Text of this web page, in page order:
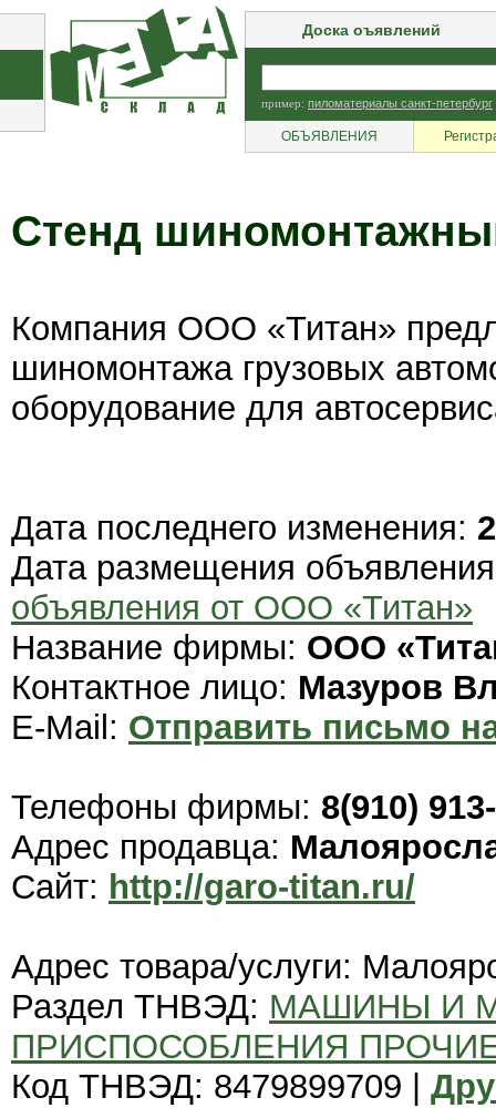
Доска оъявлений
пример: пиломатериалы санкт-петербург
ОБЪЯВЛЕНИЯ
Стенд
Компания ООО «Титан»
шиномонтажа грузовых
оборудование для
Дата последнего изменения:
Дата размещения
объявления от ООО «Титан»
Название фирмы: ООО
Контактное лицо: Мазуров
E-Mail: Отправить письмо
Телефоны фирмы: 8(910)
Адрес продавца:
Сайт: http://garo-titan.ru/
Адрес товара/услуги:
Раздел ТНВЭД: МАШИНЫ И
ПРИСПОСОБЛЕНИЯ
Код ТНВЭД: 8479899709 |